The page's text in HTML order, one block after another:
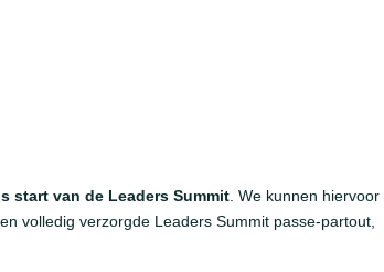
start van de Leaders Summit. We kunnen hiervoor
volledig verzorgde Leaders Summit passe-partout,